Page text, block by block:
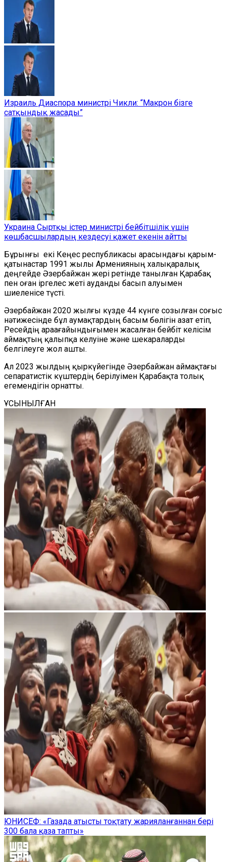
Израиль Диаспора министрі Чикли: “Макрон бізге
сатқындық жасады”
Украина Сыртқы істер министрі бейбітшілік үшін
көшбасшылардың кездесуі қажет екенін айтты
Бұрынғы екі Кеңес республикасы арасындағы қарым-
қатынастар 1991 жылы Арменияның халықаралық
деңгейде Әзербайжан жері ретінде танылған Қарабақ
пен оған іргелес жеті ауданды басып алуымен
шиеленісе түсті.
Әзербайжан 2020 жылғы күзде 44 күнге созылған соғыс
нәтижесінде бұл аумақтардың басым бөлігін азат етіп,
Ресейдің араағайындығымен жасалған бейбіт келісім
аймақтың қалыпқа келуіне және шекараларды
белгілеуге жол ашты.
Ал 2023 жылдың қыркүйегінде Әзербайжан аймақтағы
сепаратистік күштердің берілуімен Қарабақта толық
егемендігін орнатты.
ҰСЫНЫЛҒАН
ЮНИСЕФ: «Газада атысты тоқтату жарияланғаннан бері
300 бала қаза тапты»